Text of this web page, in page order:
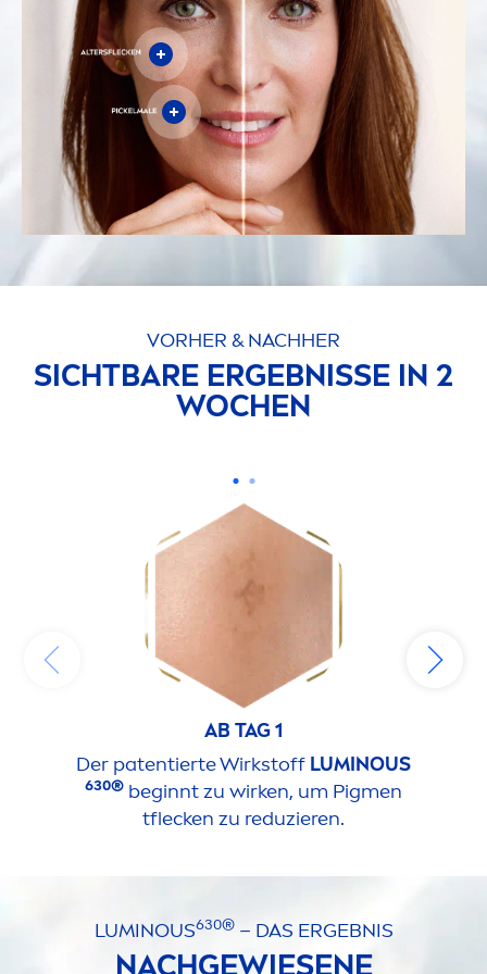
Altersflecken,Pickelmale sowiehormonell
sonnenbedingte Pigmen tflecken
mit sichtbaren
Ergebnissen bereits nach 2 Wochen.
VORHER & NACHHER
SICHTBARE ERGEBNISSE IN 2
WOCHEN
AB TAG 1
Der patentierte Wirkstoff LUMINOUS
630® beginnt zu wirken, um Pigmen
tflecken zu reduzieren.
LUMINOUS630®– DAS ERGEBNIS
NACHGEWIESENE